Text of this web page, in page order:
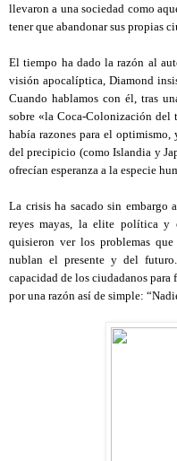
llevaron a una sociedad como
tener que abandonar sus propias
El tiempo ha dado la razón al
visión apocalíptica, Diamond
Cuando hablamos con él, tras
sobre «la Coca-Colonización del
había razones para el optimismo,
del precipicio (como Islandia y
ofrecían esperanza a la especie
La crisis ha sacado sin embargo
reyes mayas, la elite política
quisieron ver los problemas
nublan el presente y del
capacidad de los ciudadanos
por una razón así de simple: